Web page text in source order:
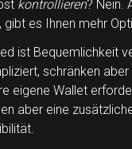
kontrollieren? Nein.
es Ihnen mehr
ist Bequemlichkeit
schränken aber
eigene Wallet
aber eine